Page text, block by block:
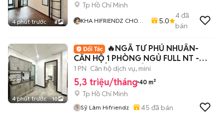
4 phút trước 8
Tp Hồ Chí Minh
KHA HIFRIENDZ CHO
- TÂN BÌNH
5.0
4đã
bán
4 phút trước 10
🔥NGÃ TƯ PHÚ NHUÂN-
CĂN HỘ 1 PHÒNG NGỦ FULL NT -
TÁCH BẾP-BAN CÔNG-40M2
1 PN Căn hộ dịch vụ, mini
5,3 triệu/tháng 40 m²
Tp Hồ Chí Minh
Sỹ Lâm Hifriendz 45 đã bán